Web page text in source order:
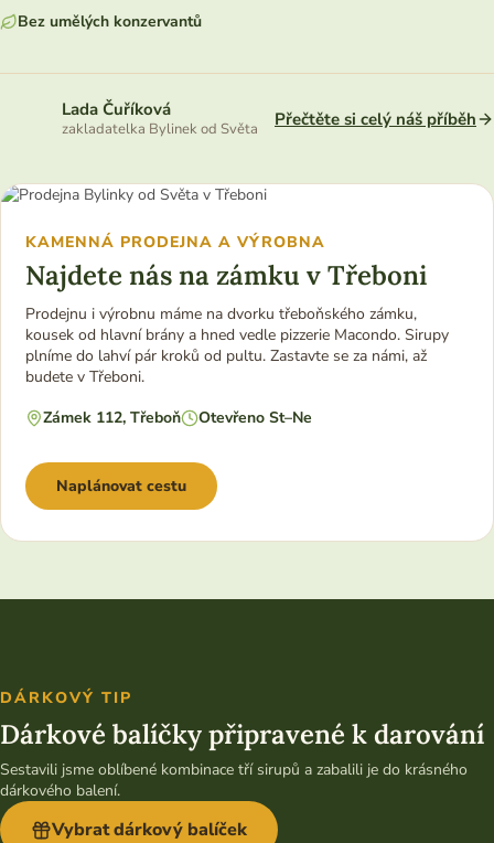
Bez umělých konzervantů
Lada Čuříková
zakladatelka Bylinek od Světa Přečtěte si celý náš příběh
KAMENNÁ PRODEJNA A VÝROBNA
Najdete nás na zámku v Třeboni
Prodejnu i výrobnu máme na dvorku třeboňského zámku,
kousek od hlavní brány a hned vedle pizzerie Macondo. Sirupy
plníme do lahví pár kroků od pultu. Zastavte se za námi, až
budete v Třeboni.
Zámek 112, Třeboň
Otevřeno St–Ne
Naplánovat cestu
DÁRKOVÝ TIP
Dárkové balíčky připravené k darování
Sestavili jsme oblíbené kombinace tří sirupů a zabalili je do krásného
dárkového balení.
Vybrat dárkový balíček